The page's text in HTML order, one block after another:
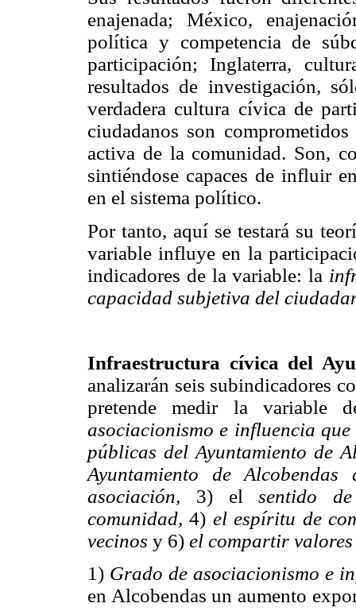
enajenada; México,
política y competencia de
participación; Inglaterra,
resultados de investigación,
verdadera cultura cívica de
ciudadanos son
activa de la comunidad. Son,
sintiéndose capaces de influir
en el sistema político.
Por tanto, aquí se testará su
variable influye en la
indicadores de la variable: la
capacidad subjetiva del
Infraestructura cívica del
analizarán seis subindicadores
pretende medir la
asociacionismo e influencia
públicas del Ayuntamiento de
Ayuntamiento de
asociación, 3) elsentido
comunidad, 4) el espíritu de
vecinos y 6) el compartir
1) Grado de asociacionismo e
en Alcobendas un aumento